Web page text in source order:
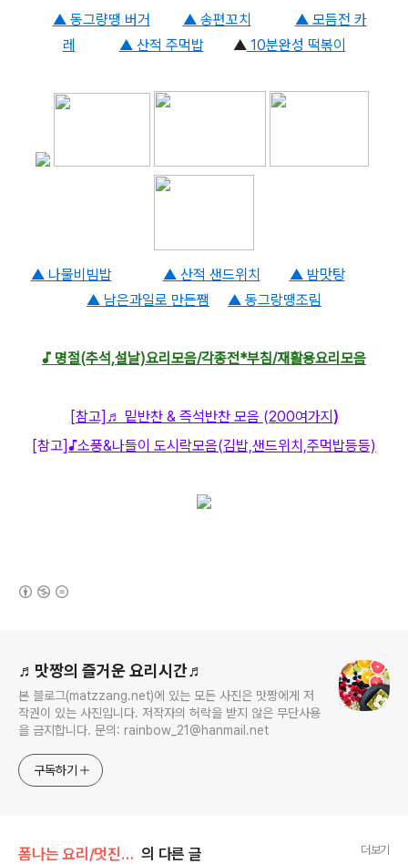
▲ 동그량땡 버거 ▲ 송편꼬치
▲ 모듬전 카
레
▲ 산적 주먹밥▲10분완성 떡볶이
▲ 나물비빔밥 ▲ 산적 샌드위치
▲ 밤맛탕
▲ 남은과일로 만든쨈
▲ 동그랑땡조림
♪ 명절(추석,설날)요리모음/각종전*부침/재활용요리모음
[참고] ♬ 밑반찬 & 즉석반찬 모음 (200여가지)
[참고]♪소풍&나들이 도시락모음(김밥,샌드위치,주먹밥등등)
♬맛짱의 즐거운 요리시간♬
본 블로그(matzzang.net)에 있는 모든 사진은 맛짱에게 저
작권이 있는 사진입니다. 저작자의 허락을 받지 않은 무단사용
을 금지합니다. 문의: rainbow_21@hanmail.net
구독하기
폼나는 요리/멋진리폼 요리 의 다른 글 더보기